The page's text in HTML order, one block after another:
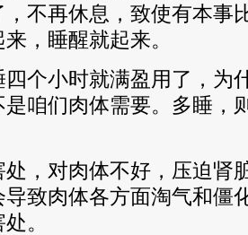
不再休息，致使有本事
，睡醒就起来。
个小时就满盈用了，为
咱们肉体需要。多睡，
处，对肉体不好，压迫肾
导致肉体各方面淘气和僵
。